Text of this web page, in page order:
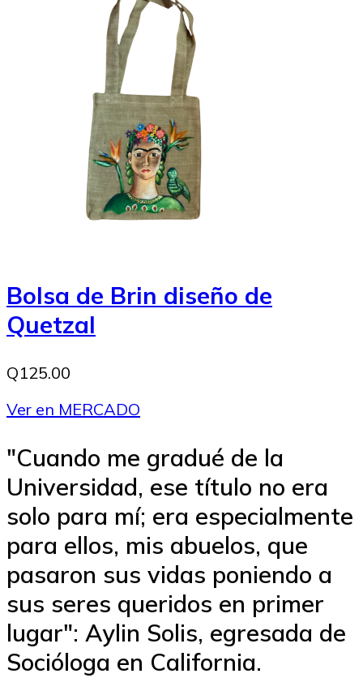
Bolsa de Brin diseño de
Quetzal
Q125.00
Ver en MERCADO
"Cuando me gradué de la
Universidad, ese título no era
solo para mí; era especialmente
para ellos, mis abuelos, que
pasaron sus vidas poniendo a
sus seres queridos en primer
lugar": Aylin Solis, egresada de
Socióloga en California.